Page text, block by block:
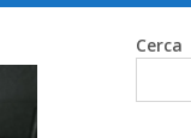
Cerca